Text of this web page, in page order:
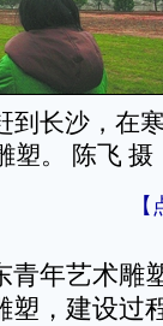
长沙，在
塑。 陈飞 摄
年艺术雕
塑，建设过